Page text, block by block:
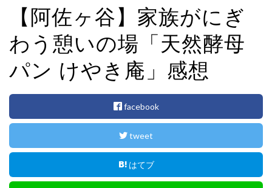
a
t
o
n
【阿佐ヶ谷】家族がにぎ
わう憩いの場「天然酵母
パン けやき庵」感想
facebook
tweet
はてブ